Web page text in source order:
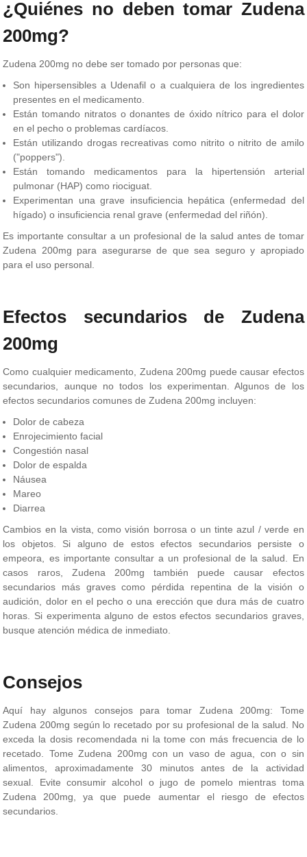
¿Quiénes no deben tomar Zudena
200mg?
Zudena 200mg no debe ser tomado por personas que:
Son hipersensibles a Udenafil o a cualquiera de los ingredientes
presentes en el medicamento.
Están tomando nitratos o donantes de óxido nítrico para el dolor
en el pecho o problemas cardíacos.
Están utilizando drogas recreativas como nitrito o nitrito de amilo
("poppers").
Están tomando medicamentos para la hipertensión arterial
pulmonar (HAP) como riociguat.
Experimentan una grave insuficiencia hepática (enfermedad del
hígado) o insuficiencia renal grave (enfermedad del riñón).
Es importante consultar a un profesional de la salud antes de tomar
Zudena 200mg para asegurarse de que sea seguro y apropiado
para el uso personal.
Efectos secundarios de Zudena
200mg
Como cualquier medicamento, Zudena 200mg puede causar efectos
secundarios, aunque no todos los experimentan. Algunos de los
efectos secundarios comunes de Zudena 200mg incluyen:
Dolor de cabeza
Enrojecimiento facial
Congestión nasal
Dolor de espalda
Náusea
Mareo
Diarrea
Cambios en la vista, como visión borrosa o un tinte azul / verde en
los objetos. Si alguno de estos efectos secundarios persiste o
empeora, es importante consultar a un profesional de la salud. En
casos raros, Zudena 200mg también puede causar efectos
secundarios más graves como pérdida repentina de la visión o
audición, dolor en el pecho o una erección que dura más de cuatro
horas. Si experimenta alguno de estos efectos secundarios graves,
busque atención médica de inmediato.
Consejos
Aquí hay algunos consejos para tomar Zudena 200mg: Tome
Zudena 200mg según lo recetado por su profesional de la salud. No
exceda la dosis recomendada ni la tome con más frecuencia de lo
recetado. Tome Zudena 200mg con un vaso de agua, con o sin
alimentos, aproximadamente 30 minutos antes de la actividad
sexual. Evite consumir alcohol o jugo de pomelo mientras toma
Zudena 200mg, ya que puede aumentar el riesgo de efectos
secundarios.